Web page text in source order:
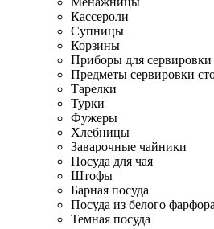
Кассероли
Супницы
Корзины
Приборы для сервировки
Предметы сервировки
Тарелки
Турки
Фужеры
Хлебницы
Заварочные чайники
Посуда для чая
Штофы
Барная посуда
Посуда из белого фарфора
Темная посуда